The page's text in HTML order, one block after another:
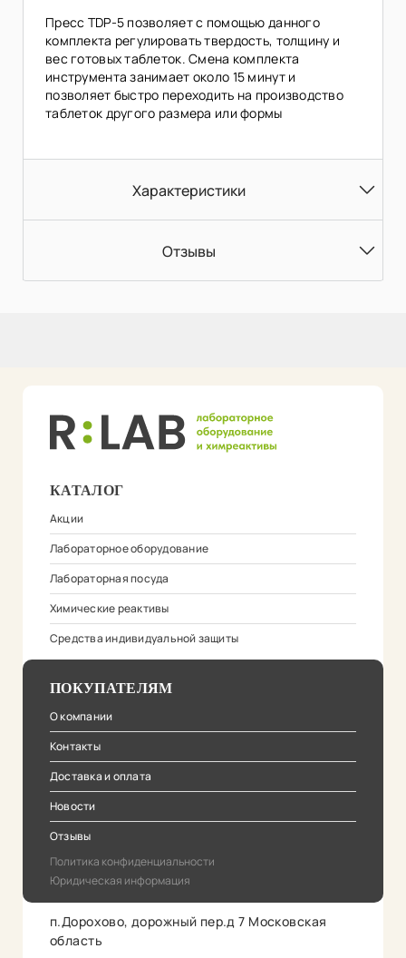
Пресс TDP-5 позволяет с помощью данного
комплекта регулировать твердость, толщину и
вес готовых таблеток. Смена комплекта
инструмента занимает около 15 минут и
позволяет быстро переходить на производство
таблеток другого размера или формы
Характеристики
Отзывы
КАТАЛОГ
Акции
Лабораторное оборудование
Лабораторная посуда
Химические реактивы
Средства индивидуальной защиты
ПОКУПАТЕЛЯМ
О компании
Контакты
Доставка и оплата
Новости
Отзывы
Политика конфиденциальности
Юридическая информация
п.Дорохово, дорожный пер.д 7 Московская
область